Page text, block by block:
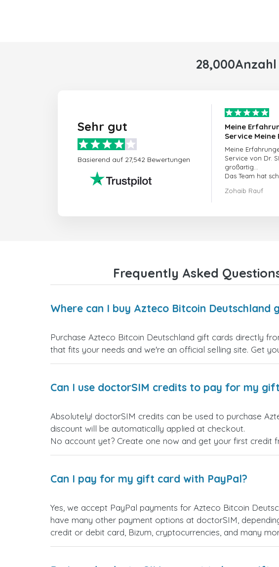
Sehr gut
Basierend auf 27,542 Bewertungen
Meine
Service
mit dem
doctorSIM
Meine
Service von Dr.
großartig...
Das Team hat
umgehend
Zohaib Rauf
Frequently Asked
Where can I buy Azteco Bitcoin Deutschland
Purchase Azteco Bitcoin Deutschland gift cards directly
that fits your needs and we're an official selling site. Get
Can I use doctorSIM credits to pay for my
Absolutely! doctorSIM credits can be used to purchase
discount will be automatically applied at checkout.
No account yet? Create one now and get your first credit
Can I pay for my gift card with PayPal?
Yes, we accept PayPal payments for Azteco Bitcoin
have many other payment options at doctorSIM,
credit or debit card, Bizum, cryptocurrencies, and many